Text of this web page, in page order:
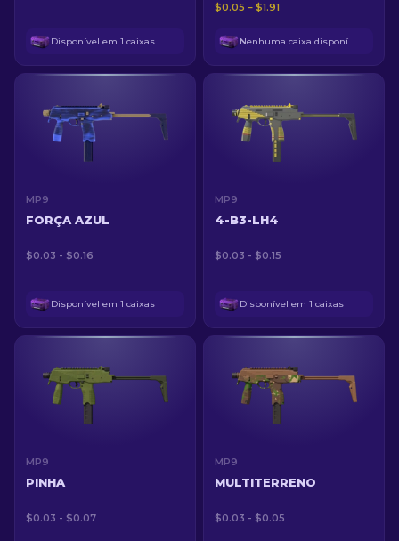
Disponível em 1 caixas
$0.05 – $1.91
Nenhuma caixa disponível
MP9
FORÇA AZUL
$0.03 - $0.16
Disponível em 1 caixas
MP9
4-B3-LH4
$0.03 - $0.15
Disponível em 1 caixas
MP9
PINHA
$0.03 - $0.07
MP9
MULTITERRENO
$0.03 - $0.05